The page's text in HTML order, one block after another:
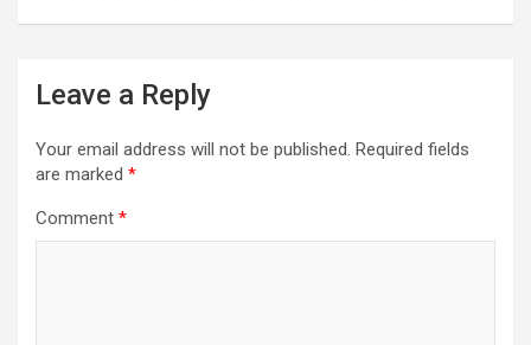
Leave a Reply
Your email address will not be published. Required fields
are marked *
Comment *